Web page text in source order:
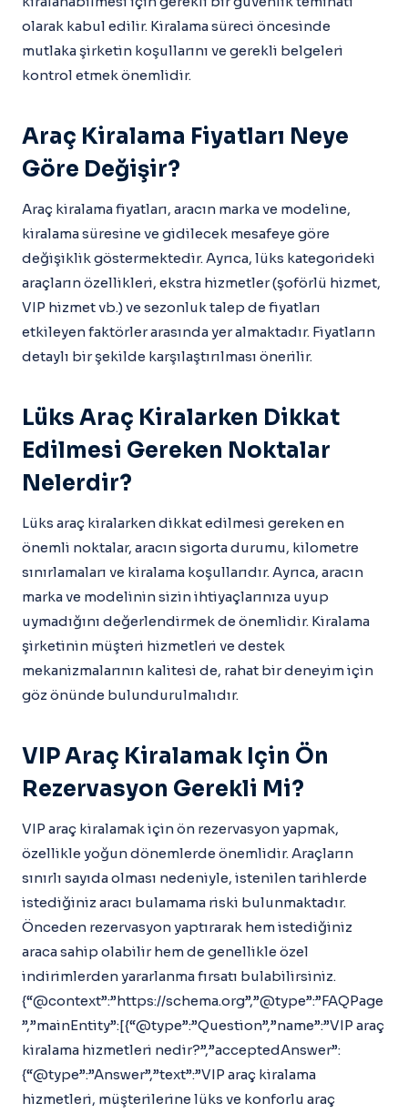
olarak kabul edilir. Kiralama süreci öncesinde
mutlaka şirketin koşullarını ve gerekli belgeleri
kontrol etmek önemlidir.
Araç Kiralama Fiyatları Neye
Göre Değişir?
Araç kiralama fiyatları, aracın marka ve modeline,
kiralama süresine ve gidilecek mesafeye göre
değişiklik göstermektedir. Ayrıca, lüks kategorideki
araçların özellikleri, ekstra hizmetler (şoförlü hizmet,
VIP hizmet vb.) ve sezonluk talep de fiyatları
etkileyen faktörler arasında yer almaktadır. Fiyatların
detaylı bir şekilde karşılaştırılması önerilir.
Lüks Araç Kiralarken Dikkat
Edilmesi Gereken Noktalar
Nelerdir?
Lüks araç kiralarken dikkat edilmesi gereken en
önemli noktalar, aracın sigorta durumu, kilometre
sınırlamaları ve kiralama koşullarıdır. Ayrıca, aracın
marka ve modelinin sizin ihtiyaçlarınıza uyup
uymadığını değerlendirmek de önemlidir. Kiralama
şirketinin müşteri hizmetleri ve destek
mekanizmalarının kalitesi de, rahat bir deneyim için
göz önünde bulundurulmalıdır.
VIP Araç Kiralamak Için Ön
Rezervasyon Gerekli Mi?
VIP araç kiralamak için ön rezervasyon yapmak,
özellikle yoğun dönemlerde önemlidir. Araçların
sınırlı sayıda olması nedeniyle, istenilen tarihlerde
istediğiniz aracı bulamama riski bulunmaktadır.
Önceden rezervasyon yaptırarak hem istediğiniz
araca sahip olabilir hem de genellikle özel
indirimlerden yararlanma fırsatı bulabilirsiniz.
{“@context”:”https://schema.org”,”@type”:”FAQPage
”,”mainEntity”:[{“@type”:”Question”,”name”:”VIP araç
kiralama hizmetleri nedir?”,”acceptedAnswer”:
{“@type”:”Answer”,”text”:”VIP araç kiralama
hizmetleri, müşterilerine lüks ve konforlu araç